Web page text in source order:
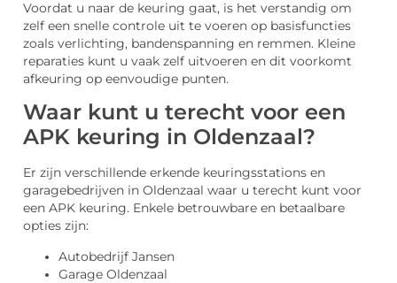
Voordat u naar de keuring gaat, is het verstandig om
zelf een snelle controle uit te voeren op basisfuncties
zoals verlichting, bandenspanning en remmen. Kleine
reparaties kunt u vaak zelf uitvoeren en dit voorkomt
afkeuring op eenvoudige punten.
Waar kunt u terecht voor een
APK keuring in Oldenzaal?
Er zijn verschillende erkende keuringsstations en
garagebedrijven in Oldenzaal waar u terecht kunt voor
een APK keuring. Enkele betrouwbare en betaalbare
opties zijn:
Autobedrijf Jansen
Garage Oldenzaal